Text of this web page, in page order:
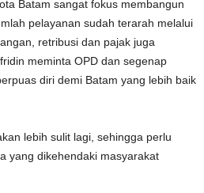
Batam sangat fokus membangun
pelayanan sudah terarah melalui
retribusi dan pajak juga
meminta OPD dan segenap
diri demi Batam yang lebih baik
lebih sulit lagi, sehingga perlu
yang dikehendaki masyarakat